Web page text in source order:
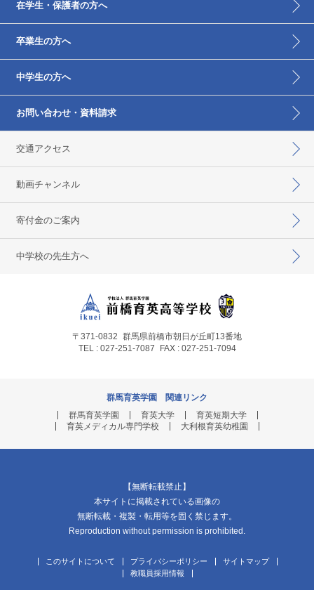
在学生・保護者の方へ
卒業生の方へ
中学生の方へ
お問い合わせ・資料請求
交通アクセス
動画チャンネル
寄付金のご案内
中学校の先生方へ
〒371-0832 群馬県前橋市朝日が丘町13番地
TEL : 027-251-7087
FAX : 027-251-7094
群馬育英学園 関連リンク
群馬育英学園
育英大学
育英短期大学
育英メディカル専門学校
大利根育英幼稚園
【無断転載禁止】
本サイトに掲載されている画像の
無断転載・複製・転用等を固く禁じます。
Reproduction without permission is prohibited.
このサイトについて プライバシーポリシー
サイトマップ
教職員採用情報